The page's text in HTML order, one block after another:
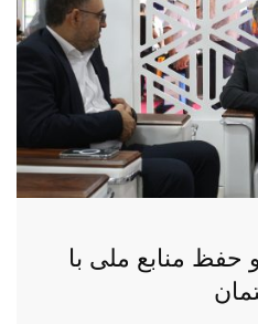
حفظ منابع ملی با